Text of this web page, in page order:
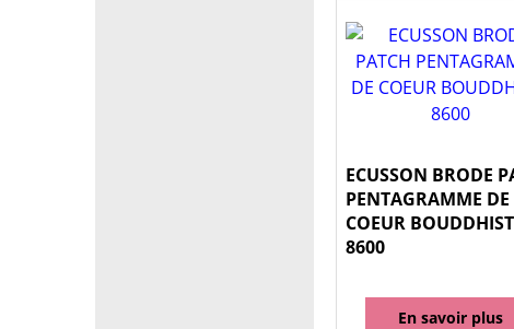
ECUSSON BRODE
PENTAGRAMME DE
COEUR
8600
En savoir plus